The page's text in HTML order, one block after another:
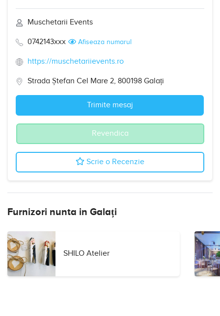
Muschetarii Events
0742143xxx Afiseaza numarul
https://muschetariievents.ro
Strada Ștefan Cel Mare 2, 800198 Galați
Trimite mesaj
Revendica
Scrie o Recenzie
Furnizori nunta in Galați
SHILO Atelier